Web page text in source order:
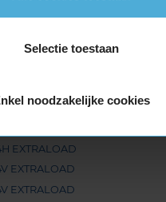
Selectie toestaan
noodzakelijke cookies
EXTRALOAD
EXTRALOAD
EXTRALOAD
EXTRALOAD